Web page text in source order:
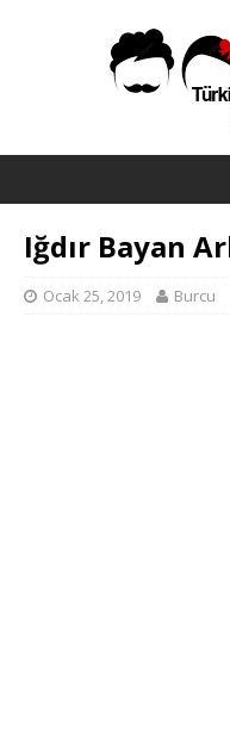
Iğdır Bayan
Ocak 25, 2019 Burcu